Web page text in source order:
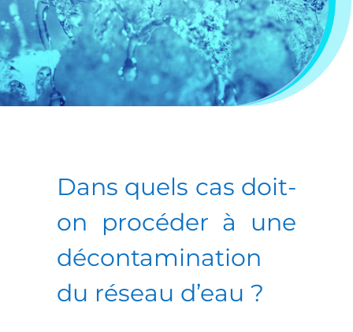
Dans quels cas doit-
on procéder à une
décontamination
du réseau d’eau ?